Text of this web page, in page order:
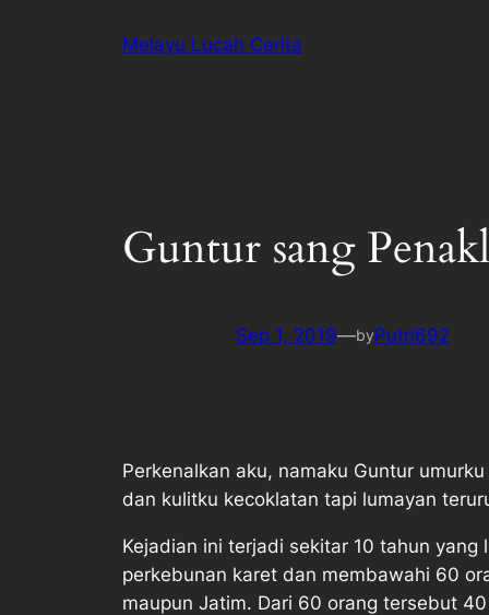
Melayu Lucah Cerita
Guntur sang
Sep 1, 2019—byPutri692
Perkenalkan aku, namaku Guntur
dan kulitku kecoklatan tapi lumayan
Kejadian ini terjadi sekitar 10 tahun
perkebunan karet dan membawahi 60
maupun Jatim. Dari 60 orang tersebut